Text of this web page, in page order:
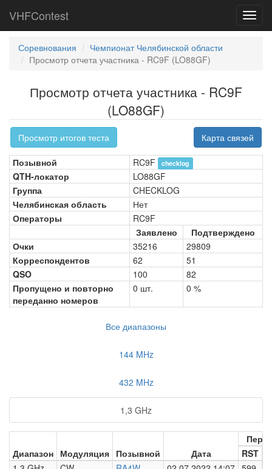
VHFContest
Соревнования
Чемпионат Челябинской области
Просмотр отчета участника - RC9F (LO88GF)
Просмотр отчета участника - RC9F
(LO88GF)
Просмотр итогов теста Карта связей
Позывной RC9F checklog
QTH-локатор
LO88GF
Группа
CHECKLOG
Челябинская область
Нет
Операторы
RC9F
Заявлено
Подтверждено
Очки
35216
29809
Корреспондентов
62
51
QSO
100
82
Пропущено и повторно
переданно номеров
0 шт. 0 %
Все диапазоны
144 MHz
432 MHz
1,3 GHz
Диапазон Модуляция Позывной Дата
RST